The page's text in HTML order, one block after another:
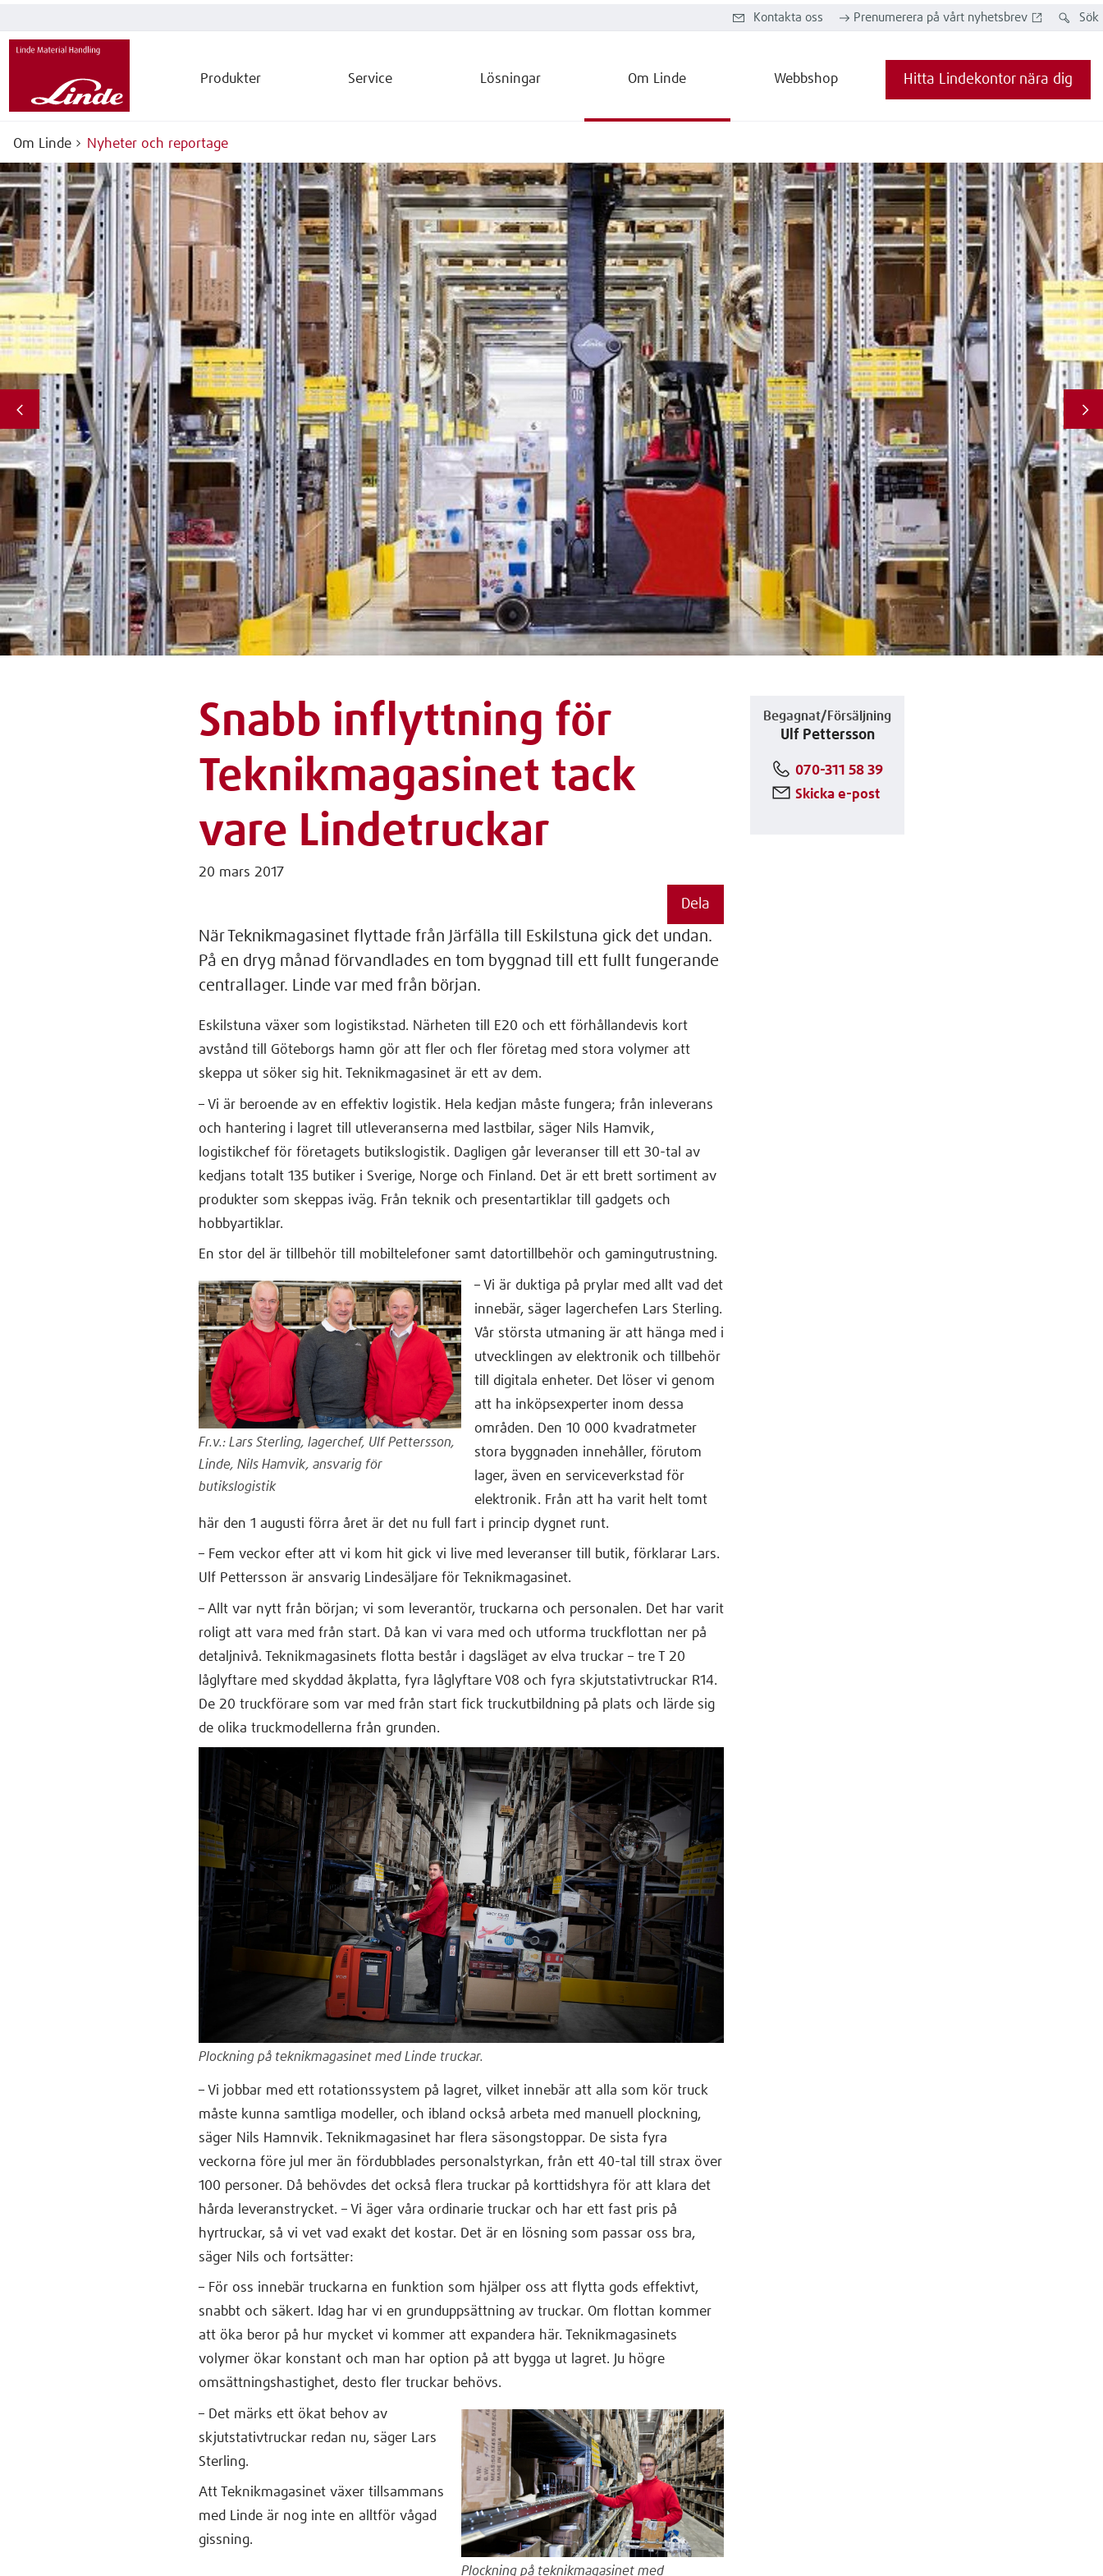
Produkter Service Lösningar Om Linde Webbshop
Sök
Prenumerera på vårt nyhetsbrev
Kontakta oss
Hitta Lindekontor nära dig
Om Linde Nyheter och reportage
Snabb inflyttning för
Teknikmagasinet tack
vare Lindetruckar
20 mars 2017
Dela
När Teknikmagasinet flyttade från Järfälla till Eskilstuna gick det undan.
På en dryg månad förvandlades en tom byggnad till ett fullt fungerande
centrallager. Linde var med från början.
Eskilstuna växer som logistikstad. Närheten till E20 och ett förhållandevis kort
avstånd till Göteborgs hamn gör att fler och fler företag med stora volymer att
skeppa ut söker sig hit. Teknikmagasinet är ett av dem.
– Vi är beroende av en effektiv logistik. Hela kedjan måste fungera; från inleverans
och hantering i lagret till utleveranserna med lastbilar, säger Nils Hamvik,
logistikchef för företagets butikslogistik. Dagligen går leveranser till ett 30-tal av
kedjans totalt 135 butiker i Sverige, Norge och Finland. Det är ett brett sortiment av
produkter som skeppas iväg. Från teknik och presentartiklar till gadgets och
hobbyartiklar.
En stor del är tillbehör till mobiltelefoner samt datortillbehör och gamingutrustning.
Fr.v.: Lars Sterling, lagerchef, Ulf Pettersson,
Linde, Nils Hamvik, ansvarig för
butikslogistik
– Vi är duktiga på prylar med allt vad det
innebär, säger lagerchefen Lars Sterling.
Vår största utmaning är att hänga med i
utvecklingen av elektronik och tillbehör
till digitala enheter. Det löser vi genom
att ha inköpsexperter inom dessa
områden. Den 10 000 kvadratmeter
stora byggnaden innehåller, förutom
lager, även en serviceverkstad för
elektronik. Från att ha varit helt tomt
här den 1 augusti förra året är det nu full fart i princip dygnet runt.
– Fem veckor efter att vi kom hit gick vi live med leveranser till butik, förklarar Lars.
Ulf Pettersson är ansvarig Lindesäljare för Teknikmagasinet.
– Allt var nytt från början; vi som leverantör, truckarna och personalen. Det har varit
roligt att vara med från start. Då kan vi vara med och utforma truckflottan ner på
detaljnivå. Teknikmagasinets flotta består i dagsläget av elva truckar – tre T 20
låglyftare med skyddad åkplatta, fyra låglyftare V08 och fyra skjutstativtruckar R14.
De 20 truckförare som var med från start fick truckutbildning på plats och lärde sig
de olika truckmodellerna från grunden.
Plockning på teknikmagasinet med Linde truckar.
– Vi jobbar med ett rotationssystem på lagret, vilket innebär att alla som kör truck
måste kunna samtliga modeller, och ibland också arbeta med manuell plockning,
säger Nils Hamnvik. Teknikmagasinet har flera säsongstoppar. De sista fyra
veckorna före jul mer än fördubblades personalstyrkan, från ett 40-tal till strax över
100 personer. Då behövdes det också flera truckar på korttidshyra för att klara det
hårda leveranstrycket. – Vi äger våra ordinarie truckar och har ett fast pris på
hyrtruckar, så vi vet vad exakt det kostar. Det är en lösning som passar oss bra,
säger Nils och fortsätter:
– För oss innebär truckarna en funktion som hjälper oss att flytta gods effektivt,
snabbt och säkert. Idag har vi en grunduppsättning av truckar. Om flottan kommer
att öka beror på hur mycket vi kommer att expandera här. Teknikmagasinets
volymer ökar konstant och man har option på att bygga ut lagret. Ju högre
omsättningshastighet, desto fler truckar behövs.
Plockning på teknikmagasinet med
– Det märks ett ökat behov av
skjutstativtruckar redan nu, säger Lars
Sterling.
Att Teknikmagasinet växer tillsammans
med Linde är nog inte en alltför vågad
gissning.
Begagnat/Försäljning
Ulf Pettersson
070-311 58 39
Skicka e-post